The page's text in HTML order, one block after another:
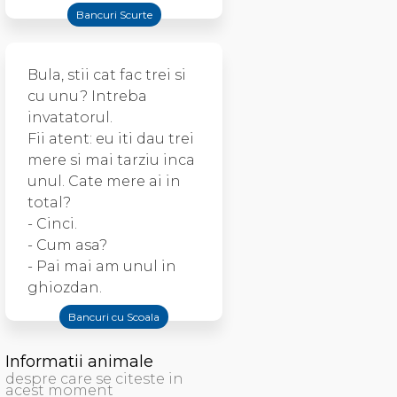
Bancuri Scurte
Bula, stii cat fac trei si
cu unu? Intreba
invatatorul.
Fii atent: eu iti dau trei
mere si mai tarziu inca
unul. Cate mere ai in
total?
- Cinci.
- Cum asa?
- Pai mai am unul in
ghiozdan.
Bancuri cu Scoala
Informatii animale
despre care se citeste in
acest moment